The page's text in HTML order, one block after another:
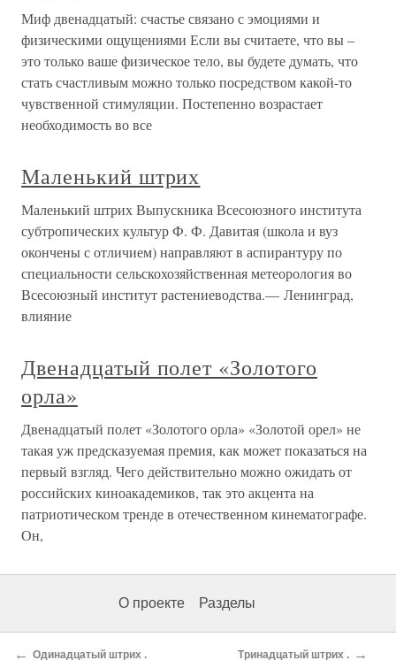
Миф двенадцатый: счастье связано с эмоциями и
физическими ощущениями Если вы считаете, что вы –
это только ваше физическое тело, вы будете думать, что
стать счастливым можно только посредством какой-то
чувственной стимуляции. Постепенно возрастает
необходимость во все
Маленький штрих
Маленький штрих Выпускника Всесоюзного института
субтропических культур Ф. Ф. Давитая (школа и вуз
окончены с отличием) направляют в аспирантуру по
специальности сельскохозяйственная метеорология во
Всесоюзный институт растениеводства.— Ленинград,
влияние
Двенадцатый полет «Золотого
орла»
Двенадцатый полет «Золотого орла» «Золотой орел» не
такая уж предсказуемая премия, как может показаться на
первый взгляд. Чего действительно можно ожидать от
российских киноакадемиков, так это акцента на
патриотическом тренде в отечественном кинематографе.
Он,
О проекте Разделы
← Одинадцатый штрих . Тринадцатый штрих . →